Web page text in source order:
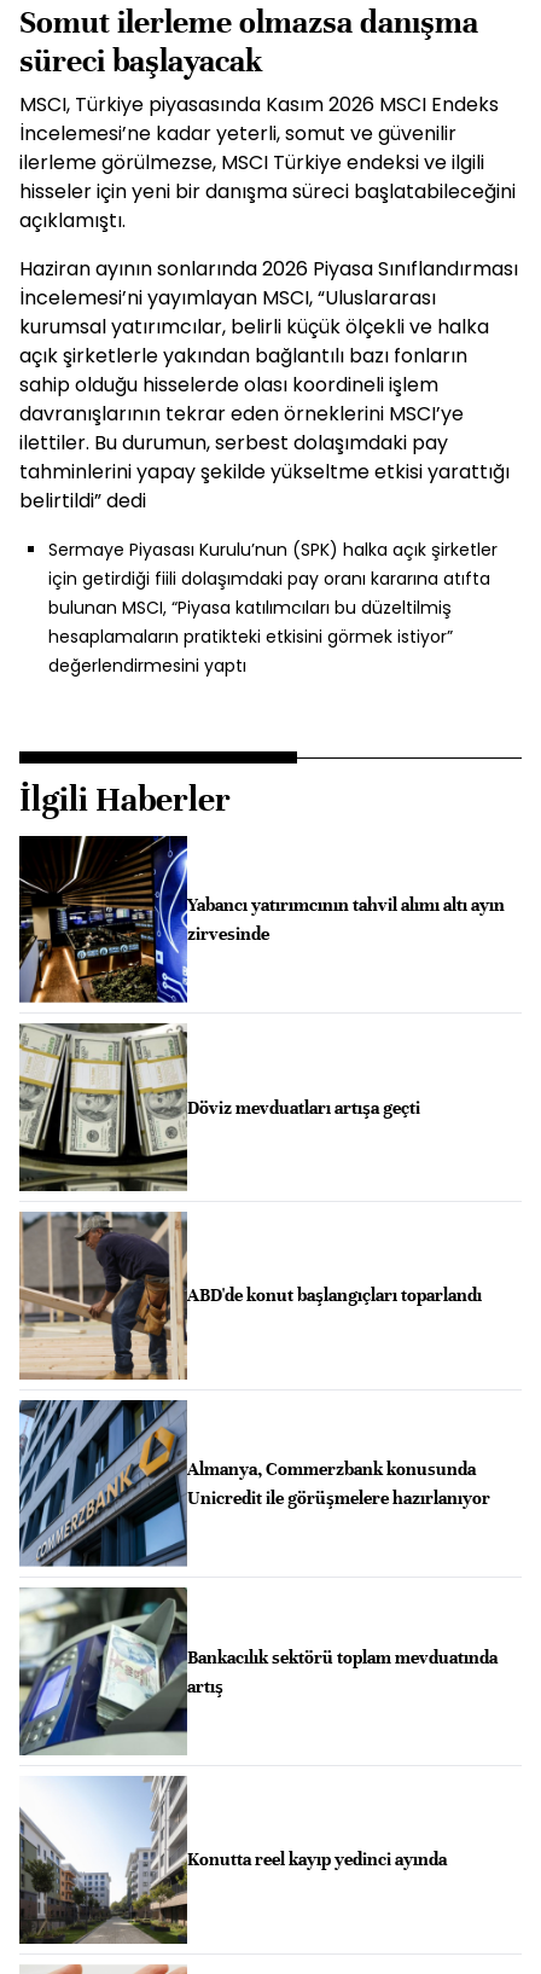
Somut ilerleme olmazsa danışma
süreci başlayacak
MSCI, Türkiye piyasasında Kasım 2026 MSCI Endeks
İncelemesi’ne kadar yeterli, somut ve güvenilir
ilerleme görülmezse, MSCI Türkiye endeksi ve ilgili
hisseler için yeni bir danışma süreci başlatabileceğini
açıklamıştı.
Haziran ayının sonlarında 2026 Piyasa Sınıflandırması
İncelemesi’ni yayımlayan MSCI, “Uluslararası
kurumsal yatırımcılar, belirli küçük ölçekli ve halka
açık şirketlerle yakından bağlantılı bazı fonların
sahip olduğu hisselerde olası koordineli işlem
davranışlarının tekrar eden örneklerini MSCI’ye
ilettiler. Bu durumun, serbest dolaşımdaki pay
tahminlerini yapay şekilde yükseltme etkisi yarattığı
belirtildi” dedi
Sermaye Piyasası Kurulu’nun (SPK) halka açık şirketler
için getirdiği fiili dolaşımdaki pay oranı kararına atıfta
bulunan MSCI, “Piyasa katılımcıları bu düzeltilmiş
hesaplamaların pratikteki etkisini görmek istiyor”
değerlendirmesini yaptı
İlgili Haberler
Yabancı yatırımcının tahvil alımı altı ayın
zirvesinde
Döviz mevduatları artışa geçti
ABD'de konut başlangıçları toparlandı
Almanya, Commerzbank konusunda
Unicredit ile görüşmelere hazırlanıyor
Bankacılık sektörü toplam mevduatında
artış
Konutta reel kayıp yedinci ayında